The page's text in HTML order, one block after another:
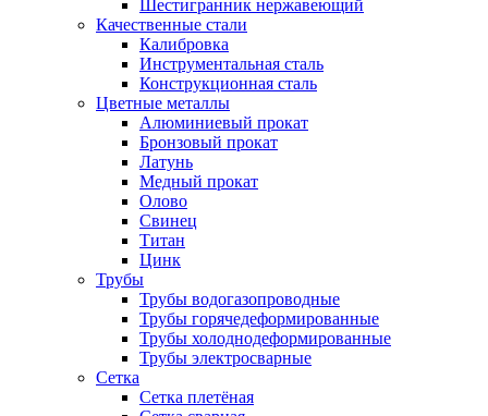
Шестигранник нержавеющий
Качественные стали
Калибровка
Инструментальная сталь
Конструкционная сталь
Цветные металлы
Алюминиевый прокат
Бронзовый прокат
Латунь
Медный прокат
Олово
Свинец
Титан
Цинк
Трубы
Трубы водогазопроводные
Трубы горячедеформированные
Трубы холоднодеформированные
Трубы электросварные
Сетка
Сетка плетёная